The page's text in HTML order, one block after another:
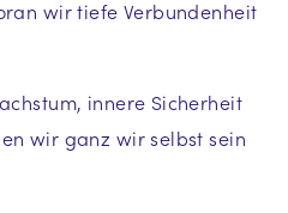
wir tiefe Verbundenheit
innere Sicherheit
wir ganz wir selbst sein